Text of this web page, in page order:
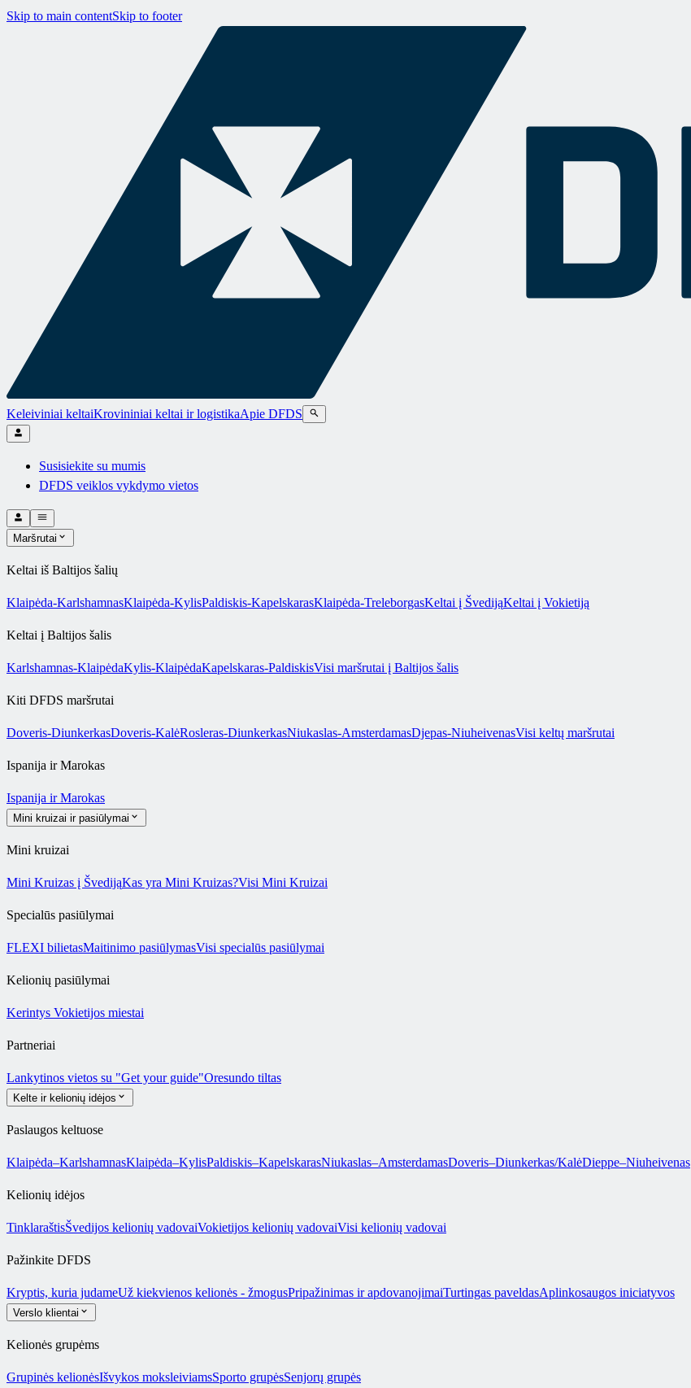
Skip to main contentSkip to footer
Keleiviniai keltaiKrovininiai keltai ir logistikaApie DFDS
Susisiekite su mumis
DFDS veiklos vykdymo vietos
Maršrutai
Keltai iš Baltijos šalių
Klaipėda-KarlshamnasKlaipėda-KylisPaldiskis-KapelskarasKlaipėda-TreleborgasKeltai į ŠvedijąKeltai į Vokietiją
Keltai į Baltijos šalis
Karlshamnas-KlaipėdaKylis-KlaipėdaKapelskaras-PaldiskisVisi maršrutai į Baltijos šalis
Kiti DFDS maršrutai
Doveris-DiunkerkasDoveris-KalėRosleras-DiunkerkasNiukaslas-AmsterdamasDjepas-NiuheivenasVisi keltų maršrutai
Ispanija ir Marokas
Ispanija ir Marokas
Mini kruizai ir pasiūlymai
Mini kruizai
Mini Kruizas į ŠvedijąKas yra Mini Kruizas?Visi Mini Kruizai
Specialūs pasiūlymai
FLEXI bilietasMaitinimo pasiūlymasVisi specialūs pasiūlymai
Kelionių pasiūlymai
Kerintys Vokietijos miestai
Partneriai
Lankytinos vietos su "Get your guide"Oresundo tiltas
Kelte ir kelionių idėjos
Paslaugos keltuose
Klaipėda–KarlshamnasKlaipėda–KylisPaldiskis–KapelskarasNiukaslas–AmsterdamasDoveris–Diunkerkas/KalėDieppe–Niuheivenas
Kelionių idėjos
TinklaraštisŠvedijos kelionių vadovaiVokietijos kelionių vadovaiVisi kelionių vadovai
Pažinkite DFDS
Kryptis, kuria judameUž kiekvienos kelionės - žmogusPripažinimas ir apdovanojimaiTurtingas paveldasAplinkosaugos iniciatyvos
Verslo klientai
Kelionės grupėms
Grupinės kelionėsIšvykos moksleiviamsSporto grupėsSenjorų grupės